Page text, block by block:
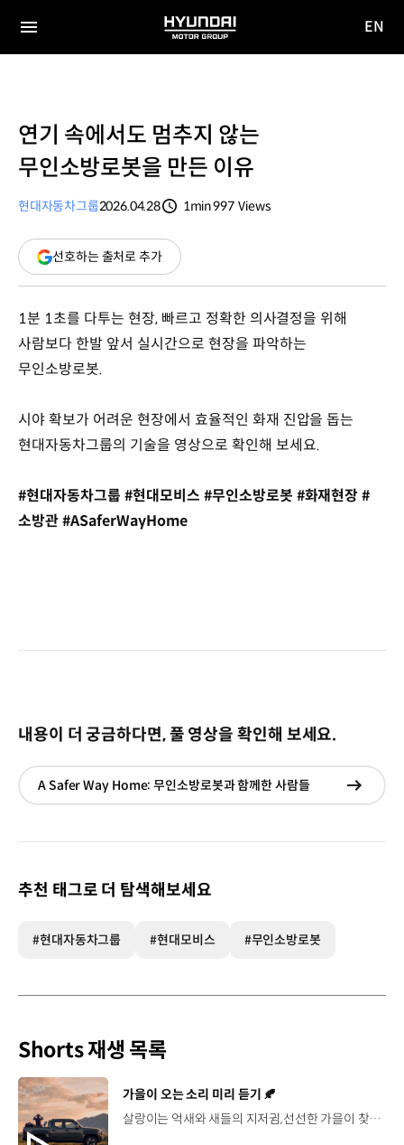
전체
HYUNDAI
MOTOR
EN
연기 속에서도 멈추지 않는
무인소방로봇을 만든 이유
현대자동차그룹2026.04.28
1min997 Views
선호하는 출처로 추가(새
창
1분 1초를 다투는 현장, 빠르고 정확한 의사결정을 위해
사람보다 한발 앞서 실시간으로 현장을 파악하는
무인소방로봇.
시야 확보가 어려운 현장에서 효율적인 화재 진압을 돕는
현대자동차그룹의 기술을 영상으로 확인해 보세요.
#현대자동차그룹 #현대모비스 #무인소방로봇 #화재현장 #
소방관 #ASaferWayHome
내용이 더 궁금하다면, 풀 영상을 확인해 보세요.
A Safer Way Home: 무인소방로봇과 함께한 사람들
현재
추천 태그로 더 탐색해보세요
#현대자동차그룹 #현대모비스 #무인소방로봇
Shorts 재생 목록
[동영상]
가을이 오는 소리 미리 듣기 🍂
살랑이는 억새와 새들의 지저귐,선선한 가을이 찾아오는 소리. 더 기아 타스만과 함께 계절을 만나보세요. 🎧 *본 영상은 AI를 활용해 제작했습니다. #기아 #더기아타스만 #타스만 #가을 #입추 #Tasman #ASMR